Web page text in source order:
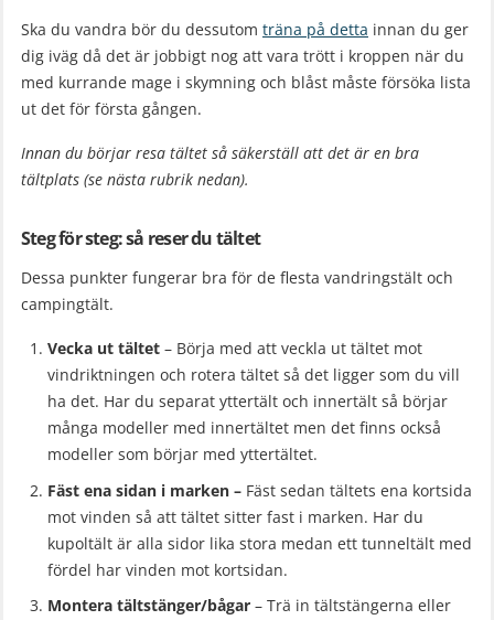
Ska du vandra bör du dessutom träna på detta innan du ger
dig iväg då det är jobbigt nog att vara trött i kroppen när du
med kurrande mage i skymning och blåst måste försöka lista
ut det för första gången.
Innan du börjar resa tältet så säkerställ att det är en bra
tältplats (se nästa rubrik nedan).
Steg för steg: så reser du tältet
Dessa punkter fungerar bra för de flesta vandringstält och
campingtält.
Vecka ut tältet – Börja med att veckla ut tältet mot
vindriktningen och rotera tältet så det ligger som du vill
ha det. Har du separat yttertält och innertält så börjar
många modeller med innertältet men det finns också
modeller som börjar med yttertältet.
Fäst ena sidan i marken – Fäst sedan tältets ena kortsida
mot vinden så att tältet sitter fast i marken. Har du
kupoltält är alla sidor lika stora medan ett tunneltält med
fördel har vinden mot kortsidan.
Montera tältstänger/bågar – Trä in tältstängerna eller